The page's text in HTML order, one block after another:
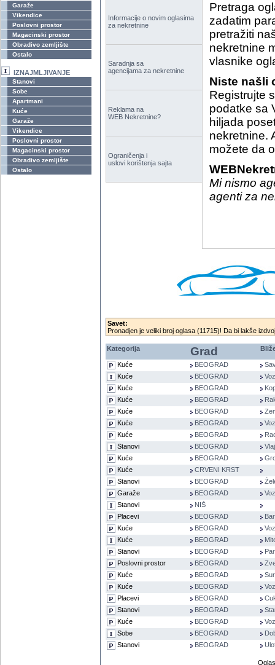
Garaže
Vikendice
Poslovni prostor
Magacinski prostor
Obradivo zemljište
Ostalo
IZNAJMLJIVANJE
Stanovi
Sobe
Apartmani
Kuće
Garaže
Vikendice
Poslovni prostor
Magacinski prostor
Obradivo zemljište
Ostalo
Pretraga
zadatim
pretražiti
nekretnine
vlasnike
Niste našli
Registrujte
podatke sa
hiljada
nekretnine.
možete da
Mi nismo
agenti za
Informacije o novim oglasima
za nekretnine
Saradnja sa
agencijama za nekretnine
Reklama na
WEB Nekretnine?
Ograničenja i
uslovi korištenja sajta
Savet:
Pronadjen je veliki broj oglasa (11715)! Da bi lakše
Kategorija Grad
Kuće BEOGRAD
Kuće
BEOGRAD
Kuće
BEOGRAD
Kuće
BEOGRAD
Kuće
BEOGRAD
Kuće
BEOGRAD
Kuće
BEOGRAD
Stanovi
BEOGRAD
Kuće
BEOGRAD
Kuće
CRVENI KRST
Stanovi
BEOGRAD
Garaže
BEOGRAD
Stanovi
NIŠ
Placevi
BEOGRAD
Kuće
BEOGRAD
Kuće
BEOGRAD
Stanovi
BEOGRAD
Poslovni prostor
BEOGRAD
Kuće
BEOGRAD
Kuće
BEOGRAD
Placevi
BEOGRAD
Stanovi
BEOGRAD
Kuće
BEOGRAD
Sobe
BEOGRAD
Stanovi
BEOGRAD